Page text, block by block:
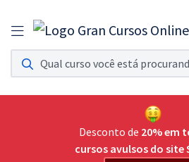
Assinatura Ilimitada 11
Acesso a todos os cursos. Teste grátis por 7 dias!
Assinatura OAB Até Passar
Acesso ilimitado a toda preparação para o
Desconto de 20% em
cursos avulsos do site